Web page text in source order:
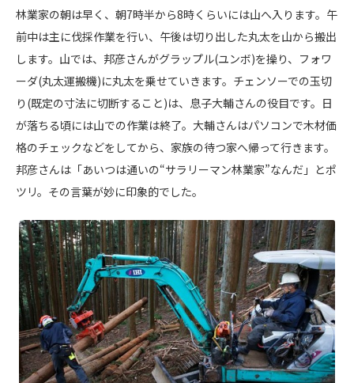
林業家の朝は早く、朝7時半から8時くらいには山へ入ります。午
前中は主に伐採作業を行い、午後は切り出した丸太を山から搬出
します。山では、邦彦さんがグラップル(ユンボ)を操り、フォワ
ーダ(丸太運搬機)に丸太を乗せていきます。チェンソーでの玉切
り(既定の寸法に切断すること)は、息子大輔さんの役目です。日
が落ちる頃には山での作業は終了。大輔さんはパソコンで木材価
格のチェックなどをしてから、家族の待つ家へ帰って行きます。
邦彦さんは「あいつは通いの“サラリーマン林業家”なんだ」とポ
ツリ。その言葉が妙に印象的でした。